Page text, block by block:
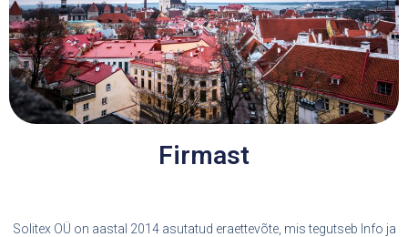
Firmast
Solitex OÜ on aastal 2014 asutatud eraettevõte, mis tegutseb Info ja